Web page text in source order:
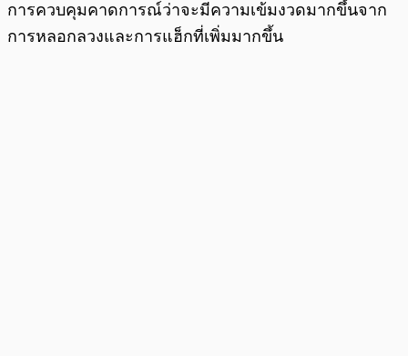
การควบคุมคาดการณ์ว่าจะมีความเข้มงวดมากขึ้นจาก
การหลอกลวงและการแฮ็กที่เพิ่มมากขึ้น